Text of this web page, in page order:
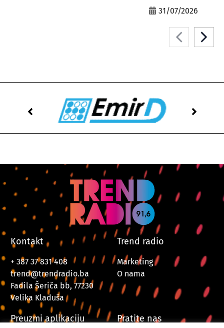
31/07/2026
Kontakt
+ 387 37 831 408
trend@trendradio.ba
Fadila Šeriča bb, 77230
Velika Kladuša
Trend radio
Marketing
O nama
Preuzmi aplikaciju Pratite nas